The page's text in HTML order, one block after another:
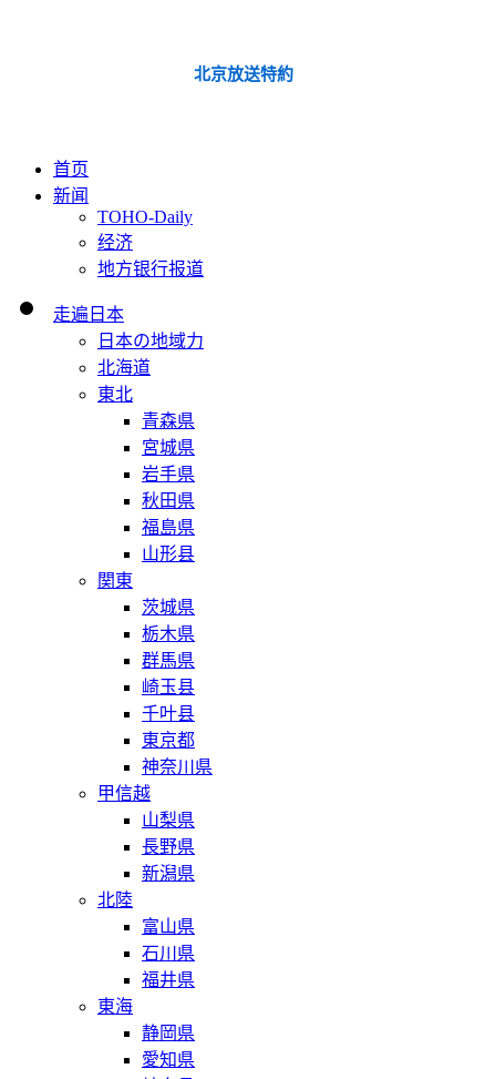
北京放送特約
首页
新闻
TOHO-Daily
经济
地方银行报道
走遍日本
日本の地域力
北海道
東北
青森県
宮城県
岩手県
秋田県
福島県
山形县
関東
茨城県
栃木県
群馬県
崎玉县
千叶县
東京都
神奈川県
甲信越
山梨県
長野県
新潟県
北陸
富山県
石川県
福井県
東海
静岡県
愛知県